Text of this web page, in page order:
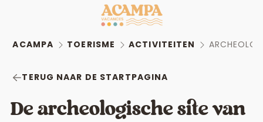
ACAMPA TOERISME ACTIVITEITEN
TERUG NAAR DE STARTPAGINA
De archeologische site van